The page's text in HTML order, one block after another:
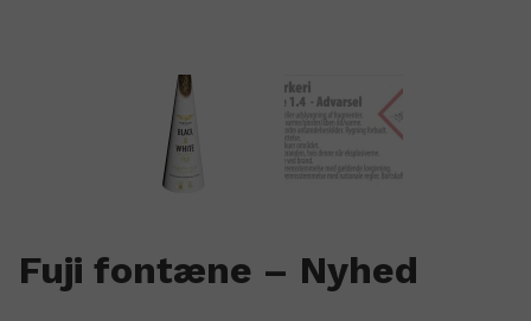
Fuji fontæne – Nyhed